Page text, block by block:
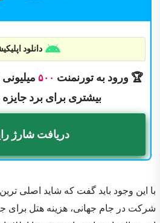
دانلود
🏆 ورود به تورنمنت ۵۰۰
بیشتری برای برد
دریافت شارژ
با این وجود باید گفت که شاید اصلی
شرکت در جام جهانی، هزینه هتل برای